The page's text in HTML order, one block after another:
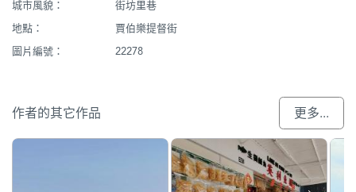
城市風貌：
街坊里巷
地點：
賈伯樂提督街
圖片編號：
22278
作者的其它作品 更多...